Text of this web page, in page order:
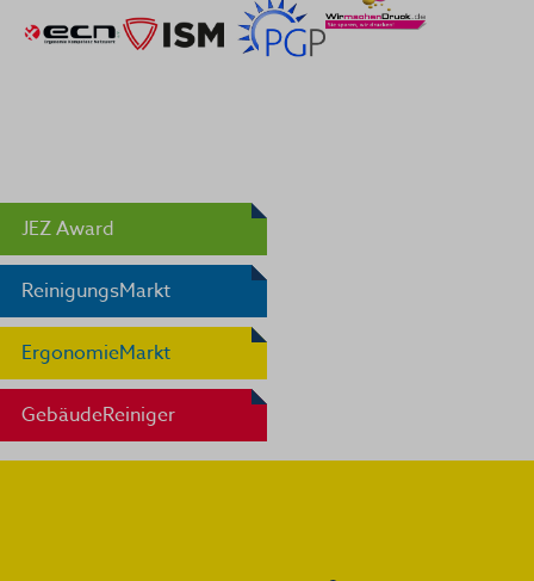
JEZ Award
ReinigungsMarkt
ErgonomieMarkt
GebäudeReiniger